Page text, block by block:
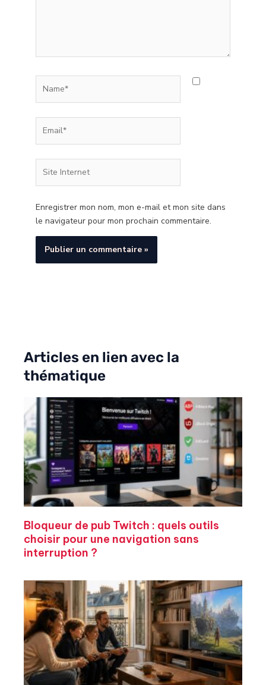
Internet
Enregistrer mon nom, mon e-mail et mon site dans
le navigateur pour mon prochain commentaire.
Articles en lien avec la
thématique
Bloqueur de pub Twitch : quels outils
choisir pour une navigation sans
interruption ?